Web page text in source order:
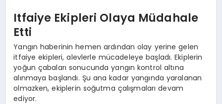
Itfaiye Ekipleri Olaya Müdahale
Etti
Yangın haberinin hemen ardından olay yerine gelen
itfaiye ekipleri, alevlerle mücadeleye başladı. Ekiplerin
yoğun çabaları sonucunda yangın kontrol altına
alınmaya başlandı. Şu ana kadar yangında yaralanan
olmazken, ekiplerin soğutma çalışmaları devam
ediyor.